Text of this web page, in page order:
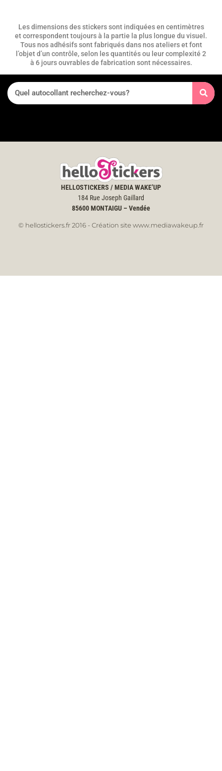
Les dimensions des stickers sont indiquées en centimètres
et correspondent toujours à la partie la plus longue du visuel.
Tous nos adhésifs sont fabriqués dans nos ateliers et font
l’objet d’un contrôle, selon les quantités ou leur complexité 2
à 6 jours ouvrables de fabrication sont nécessaires.
HELLOSTICKERS / MEDIA WAKE’UP
184 Rue Joseph Gaillard
85600MONTAIGU – Vendée
© hellostickers.fr 2016 - Création site www.mediawakeup.fr